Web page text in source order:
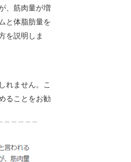
、筋肉量が増
と体脂肪量を
を説明しま
れません。こ
ることをお勧